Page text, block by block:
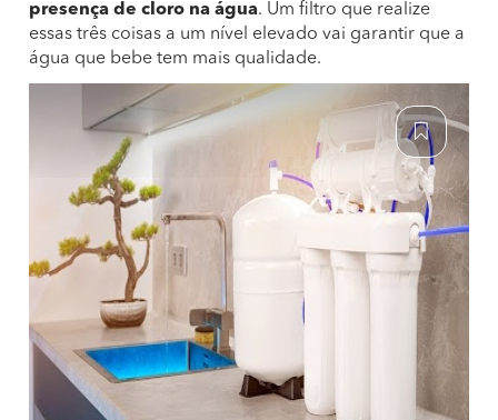
presença de cloro na água. Um filtro que realize
essas três coisas a um nível elevado vai garantir que a
água que bebe tem mais qualidade.